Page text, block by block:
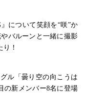
について笑顔を“咲”か
バルーンと一緒に撮影
！
ル「曇り空の向こうは
の新メンバー8名に登場